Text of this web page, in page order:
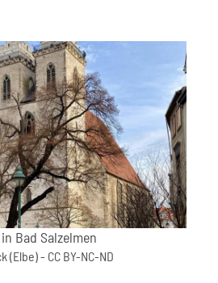
Bad Salzelmen
(Elbe)- CC BY-NC-ND